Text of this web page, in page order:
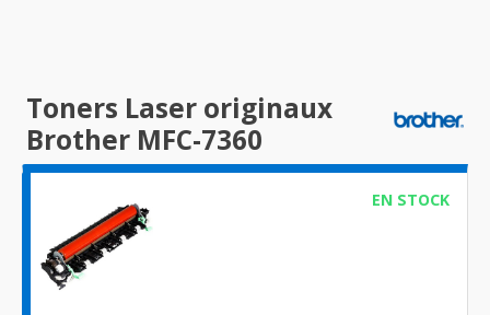
Toners Laser originaux
Brother MFC-7360
EN STOCK